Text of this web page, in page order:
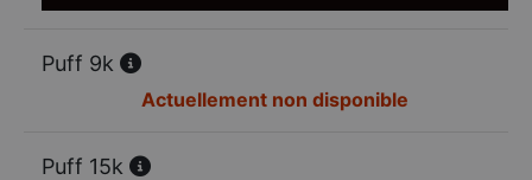
Puff 9k
Actuellement non disponible
Puff 15k